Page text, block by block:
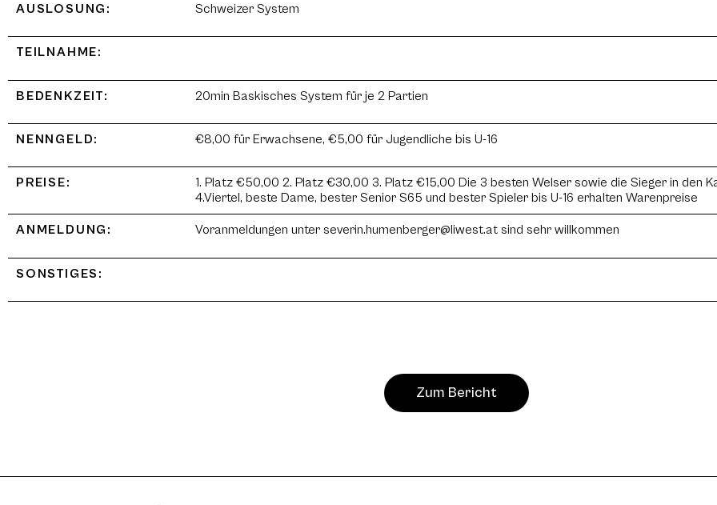
AUSLOSUNG: Schweizer System
TEILNAHME:
BEDENKZEIT: 20min Baskisches System für je 2 Partien
NENNGELD: €8,00 für Erwachsene, €5,00 für Jugendliche bis U-16
PREISE:
1. Platz €50,00 2. Platz €30,00 3. Platz €15,00 Die 3 besten Welser sowie die Sieger in den
4.Viertel, beste Dame, bester Senior S65 und bester Spieler bis U-16 erhalten Warenpreise
ANMELDUNG: Voranmeldungen unter severin.humenberger@liwest.at sind sehr willkommen
SONSTIGES:
Zum Bericht